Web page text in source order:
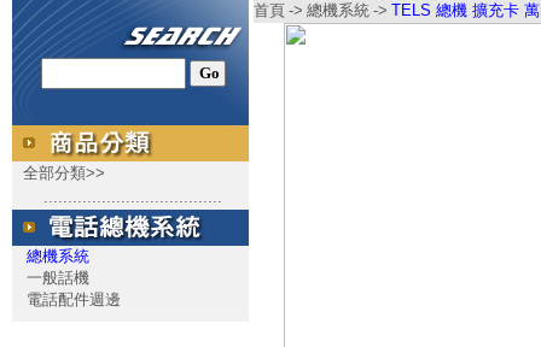
全部分類>>
.....................................
總機系統
一般話機
電話配件週邊
首頁 -> 總機系統 -> TELS 總機 擴充卡